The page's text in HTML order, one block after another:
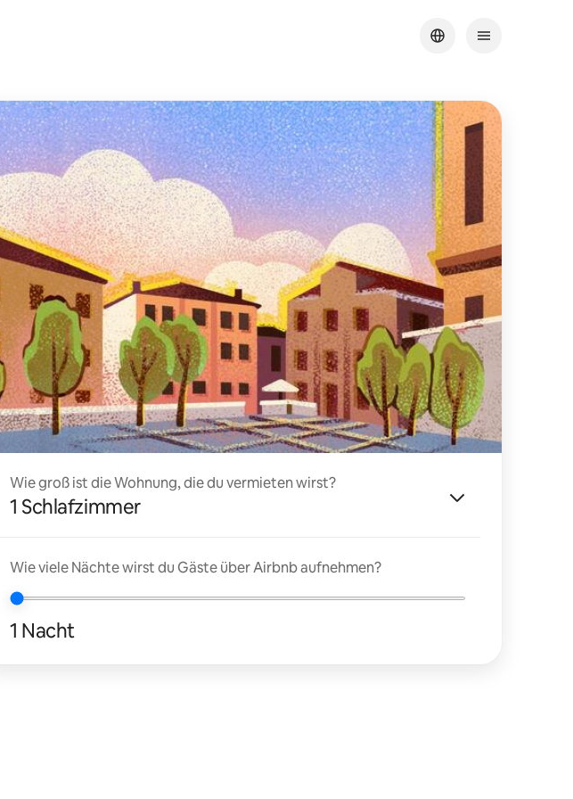
Wie groß ist die Wohnung, die du vermieten wirst?
1 Schlafzimmer
Wie viele Nächte wirst du Gäste über Airbnb aufnehmen?
1 Nacht